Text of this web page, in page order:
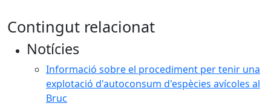
Contingut relacionat
Notícies
Informació sobre el procediment per tenir una
explotació d'autoconsum d'espècies avícoles al
Bruc